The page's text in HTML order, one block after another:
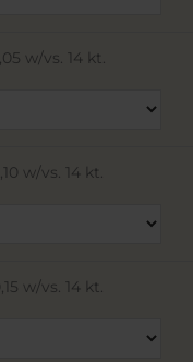
w/vs. 14 kt.
w/vs. 14 kt.
w/vs. 14 kt.